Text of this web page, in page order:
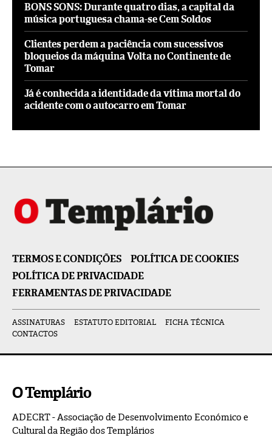
BONS SONS: Durante quatro dias, a capital da
música portuguesa chama-se Cem Soldos
Clientes perdem a paciência com sucessivos
bloqueios da máquina Volta no Continente de
Tomar
Já é conhecida a identidade da vítima mortal do
acidente com o autocarro em Tomar
TERMOS E CONDIÇÕES
POLÍTICA DE COOKIES
POLÍTICA DE PRIVACIDADE
FERRAMENTAS DE PRIVACIDADE
ASSINATURAS ESTATUTO EDITORIAL
FICHA TÉCNICA
CONTACTOS
O Templário
ADECRT - Associação de Desenvolvimento Económico e
Cultural da Região dos Templários